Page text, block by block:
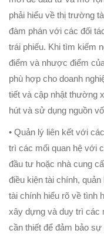
phải hiểu về thị trường
đàm phán với các đối
trái phiếu. Khi tìm kiếm
điểm và nhược điểm
phù hợp cho doanh
tiết và cập nhật thường
hút và sử dụng nguồn
• Quản lý liên kết với
trì các mối quan hệ với
đầu tư hoặc nhà cung
điều kiện tài chính,
tài chính hiểu rõ về tình
xây dựng và duy trì các
cần thiết để đảm bảo